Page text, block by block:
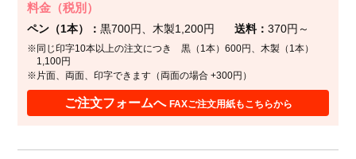
料金（税別）
ペン（1本） 黒700円、木製1,200円 送料 370円～
※同じ印字10本以上の注文につき 黒（1本）600円、木製（1本）
1,100円
※片面、両面、印字できます（両面の場合 +300円）
ご注文フォームへ FAXご注文用紙もこちらから